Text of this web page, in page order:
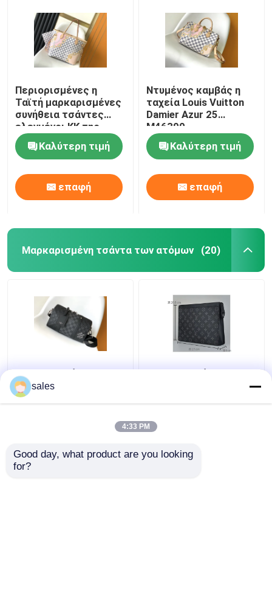
Περιορισμένες η
Ταϊτή μαρκαρισμένες
συνήθεια τσάντες
ελεγμένοι ΚΚ της
Louis Vuitton Neverfull
Καλύτερη τιμή
επαφή
Ντυμένος καμβάς η
ταχεία Louis Vuitton
Damier Azur 25
M46390
Καλύτερη τιμή
επαφή
Μαρκαρισμένη τσάντα των ατόμων (20)
Μαρκαρισμένη LV
Keepall BandoulièRe 25
των ατόμων
Μαρκαρισμένη
τσαντών των ατόμων
μονογραμμάτων
sales
4:33 PM
Good day, what product are you looking
for?